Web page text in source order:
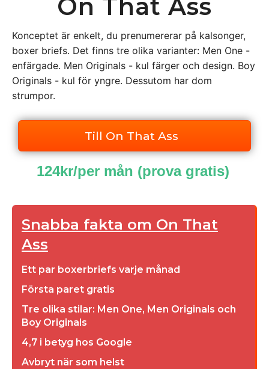
On That Ass
Konceptet är enkelt, du prenumererar på kalsonger,
boxer briefs. Det finns tre olika varianter: Men One -
enfärgade. Men Originals - kul färger och design. Boy
Originals - kul för yngre. Dessutom har dom
strumpor.
Till On That Ass
124kr/per mån (prova gratis)
Snabba fakta om On That
Ass
Ett par boxerbriefs varje månad
Första paret gratis
Tre olika stilar: Men One, Men Originals och
Boy Originals
4,7 i betyg hos Google
Avbryt när som helst